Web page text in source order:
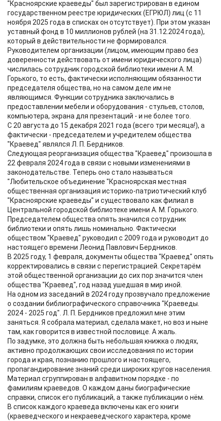
"Красноярские краеведы" был зарегистрирован в едином
государственном реестре юридических (ЕГРЮЛ) лиц (с 11
ноября 2025 года в списках он отсутствует). При этом указан
уставный фонд в 10 миллионов рублей (на 31.12.2024 года),
который в действительности не формировался.
Руководителем организации (лицом, имеющим право без
доверенности действовать от имени юридического лица)
числилась сотрудник городской библиотеки имени А. М.
Горького, то есть, фактически исполняющим обязанности
председателя общества, но на самом деле им не
являющимся. Функции сотрудника заключались в
предоставлении мебели и оборудования - стульев, столов,
компьютера, экрана для презентаций - и не более того.
С 20 августа до 15 декабря 2021 года (всего три месяца!), а
фактически - председателем и учредителем общества
"Краевед" являлся Л. П. Бердников.
Следующая реорганизация общества "Краевед" произошла в
22 февраля 2024 года в связи с новыми изменениями в
законодательстве. Теперь оно стало называться
"Любительское объединение "Красноярская местная
общественная организация историко-патриотический клуб
"Красноярские краеведы" и существовало как филиал в
Центральной городской библиотеке имени А. М. Горького.
Председателем общества опять значился сотрудник
библиотеки и опять лишь номинально. Фактически
обществом "Краевед" руководил с 2009 года и руководит до
настоящего времени Леонид Павлович Бердников.
В 2025 году, 1 февраля, документы общества "Краевед" опять
корректировались в связи с перегистрацией. Секретарём
этой общественной организации до сих пор значится член
общества "Краевед", год назад ушедшая в мир иной.
На одном из заседаний в 2024 году прозвучало предложение
о создании библиографического справочника "Краеведы.
2024 - 2025 год". Л. П. Бердников предложил мне этим
заняться. Я собрала материал, сделала макет, но воз и ныне
там, как говорится в известной пословице. А жаль.
По задумке, это должна быть небольшая книжка о людях,
активно продолжающих свои исследования по истории
города и края, познанию прошлого и настоящего,
пропагандирование знаний среди широких кругов населения.
Материал сгруппирован в алфавитном порядке - по
фамилиям краеведов. О каждом даны биографические
справки, список его публикаций, а также публикации о нём.
В список каждого краеведа включены как его книги
(краеведческого и некраеведческого характера, кроме